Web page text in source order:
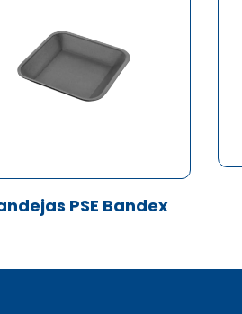
PSE Bandex